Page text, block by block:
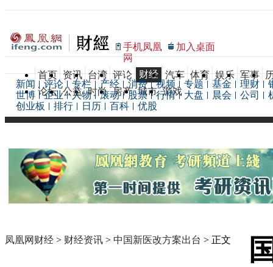
手机凤凰
网
加入桌面
首页 资讯 台湾 评论 财经 汽车 体育 娱乐 军事
论坛 公益 时尚 房产 城市 游戏
新闻 评论 专栏 产经 消费 视频 专题 基金 理财
世博
企业 人物 滚动 股票 行情 大盘 晨会 公司
创业板
排行 日历 百科 优股
凤凰网财经 > 财经资讯 > 中国新医改方案出台 > 正文